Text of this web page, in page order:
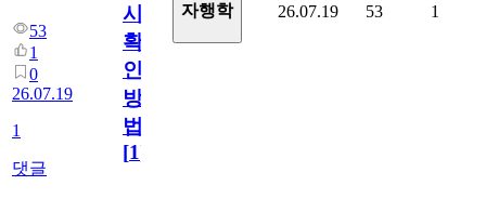
53
1
0
26.07.19
1
댓글
시
확
인
방
법
[1]
자행학 26.07.19 53 1